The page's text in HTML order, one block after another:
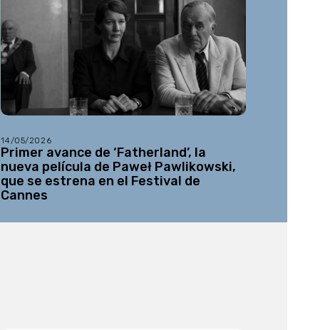
14/05/2026
Primer avance de ‘Fatherland’, la
nueva película de Paweł Pawlikowski,
que se estrena en el Festival de
Cannes